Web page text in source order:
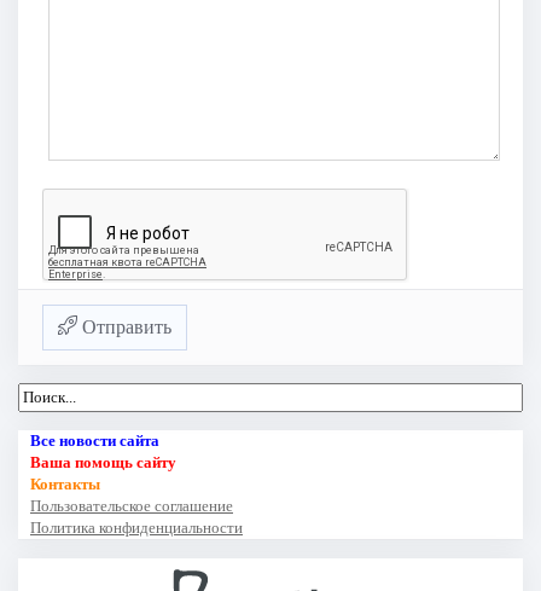
Отправить
Все новости сайта
Ваша помощь сайту
Контакты
Пользовательское соглашение
Политика конфиденциальности